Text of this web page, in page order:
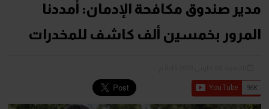
مدير صندوق مكافحة الإدمان: أمددنا
المرور بخمسين ألف كاشف للمخدرات